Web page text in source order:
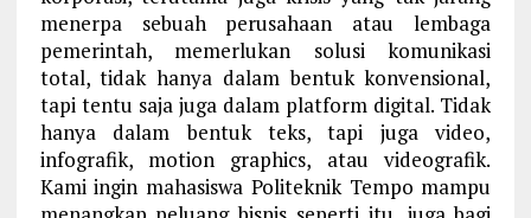
menerpa sebuah perusahaan atau lembaga
pemerintah, memerlukan solusi komunikasi
total, tidak hanya dalam bentuk konvensional,
tapi tentu saja juga dalam platform digital. Tidak
hanya dalam bentuk teks, tapi juga video,
infografik, motion graphics, atau videografik.
Kami ingin mahasiswa Politeknik Tempo mampu